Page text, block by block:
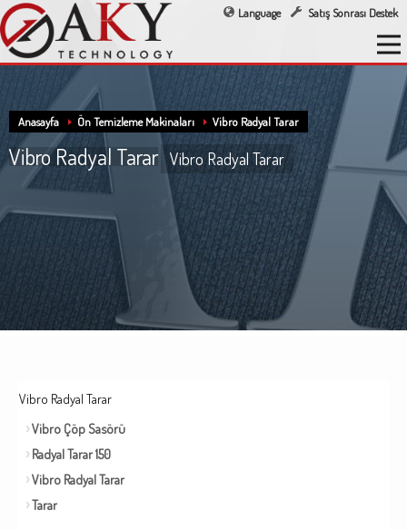
Language Satış Sonrası Destek
Anasayfa Ön Temizleme Makinaları Vibro Radyal Tarar
Vibro Radyal Tarar Vibro Radyal Tarar
Vibro Radyal Tarar
Vibro Çöp Sasörü
Radyal Tarar 150
Vibro Radyal Tarar
Tarar